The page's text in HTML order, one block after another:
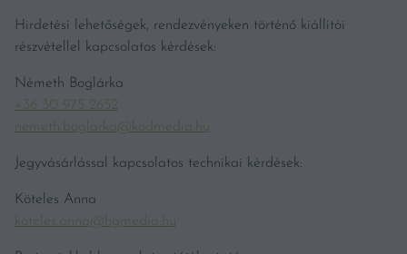
Hirdetési lehetőségek, rendezvényeken történő kiállítói
részvétellel kapcsolatos kérdések:
Németh Boglárka
+36 30 975 2652
nemeth.boglarka@kodmedia.hu
Jegyvásárlással kapcsolatos technikai kérdések:
Köteles Anna
koteles.anna@hgmedia.hu